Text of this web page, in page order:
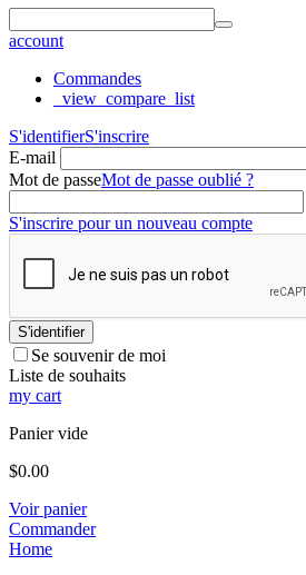
account
Commandes
_view_compare_list
S'identifierS'inscrire
E-mail
Mot de passeMot de passe oublié ?
S'inscrire pour un nouveau compte
S'identifier
Se souvenir de moi
Liste de souhaits
my cart
Panier vide
$0.00
Voir panier
Commander
Home